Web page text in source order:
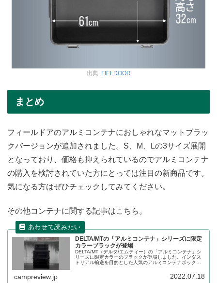
出典: FIELDOOR
まとめ
フィールドアのアルミコンテナにおしゃれなマットブラッ
クバージョンが追加されました。S、M、Lの3サイズ展開
となっており、価格も抑えられているのでアルミコンテナ
の購入を検討されていた方にとっては注目の新商品です。
気になる方はぜひチェックしてみてください。
その他コンテナに関する記事はこちら。
DELTA/MTの「アルミコンテナ」シリーズに限定
カラーブラックが登場
DELTA/MT（デルタ/エムティー）の「アルミコンテナ」シ
リーズに限定カラーのブラックが登場しました。インダス
トリアル輸送を目的とした人気のアルミコンテナボックス
campreview.jp 2022.07.18